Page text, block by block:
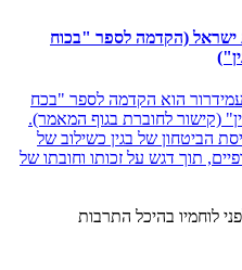
ישראל (הקדמה לספר "בכוח
הוא הקדמה לספר "בכח
(קישור לחוברת בגוף המאמר).
הביטחון של בגין כשילוב של
תוך דגש על זכותו וחובתו של